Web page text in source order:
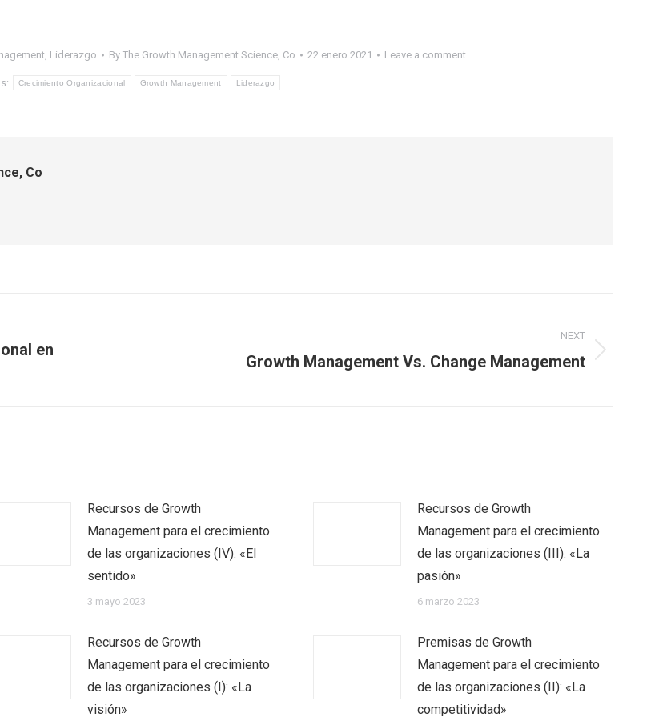
, Liderazgo By The Growth Management Science, Co 22 enero 2021 Leave a comment
Crecimiento Organizacional Growth Management Liderazgo
Co
en
NEXT
Growth Management Vs. Change Management
Recursos de Growth
Management para el crecimiento
de las organizaciones (IV): «El
sentido»
3 mayo 2023
Recursos de Growth
Management para el crecimiento
de las organizaciones (III): «La
pasión»
6 marzo 2023
Recursos de Growth
Management para el crecimiento
de las organizaciones (I): «La
visión»
Premisas de Growth
Management para el crecimiento
de las organizaciones (II): «La
competitividad»